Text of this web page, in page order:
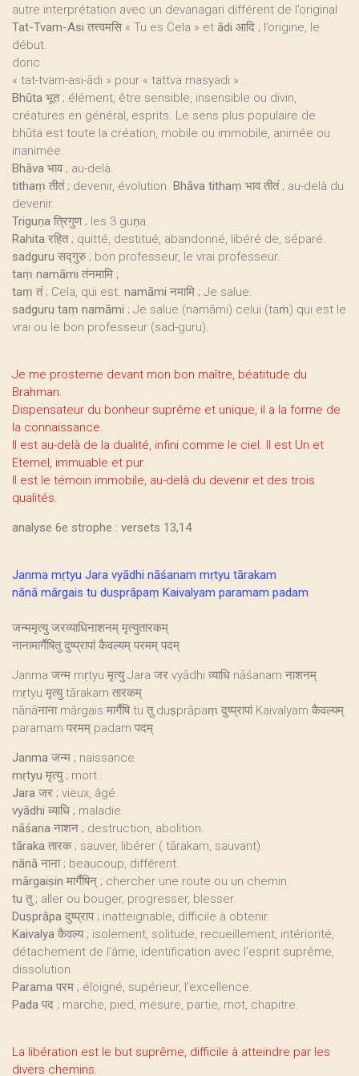
autre interprétation avec un devanagari différent de l’original
Tat-Tvam-Asi तत्त्वमसि « Tu es Cela » et ādi आदि ; l’origine, le
début.
donc
« tat-tvam-asi-ādi » pour « tattva masyadi » .
Bhūta भूत ; élément, être sensible, insensible ou divin,
créatures en général, esprits. Le sens plus populaire de
bhūta est toute la création, mobile ou immobile, animée ou
inanimée.
Bhāva भाव ; au-delà.
tithaṃ तीतं ; devenir, évolution. Bhāva tithaṃ भाव तीतं ; au-delà du
devenir.
Triguṇa त्रिगुण ; les 3 guṇa.
Rahita रहित ; quitté, destitué, abandonné, libéré de, séparé.
sadguru सद्गुरु ; bon professeur, le vrai professeur.
taṃ namāmi तंनमामि ;
taṃ तं ; Cela, qui est. namāmi नमामि ; Je salue.
sadguru taṃ namāmi ; Je salue (namāmi) celui (taṁ) qui est le
vrai ou le bon professeur (sad-guru).
Je me prosterne devant mon bon maître, béatitude du
Brahman.
Dispensateur du bonheur suprême et unique, il a la forme de
la connaissance.
Il est au-delà de la dualité, infini comme le ciel. Il est Un et
Eternel, immuable et pur.
Il est le témoin immobile, au-delà du devenir et des trois
qualités.
analyse 6e strophe : versets 13,14
Janma mṛtyu Jara vyādhi nāśanam mṛtyu tārakam
nānā mārgais tu duṣprāpaṃ Kaivalyam paramam padam
जन्ममृत्यु जरव्याधिनाशनम् मृत्युतारकम्
नानामार्गैषितु दुष्प्रापां कैवल्यम् परमम् पदम्
Janma जन्म mṛtyu मृत्यु Jara जर vyādhi व्याधि nāśanam नाशनम्
mṛtyu मृत्यु tārakam तारकम्
nānāनाना mārgais मार्गैषि tu तु duṣprāpaṃ दुष्प्रापां Kaivalyam कैवल्यम्
paramam परमम् padam पदम्
Janma जन्म ; naissance.
mṛtyu मृत्यु ; mort .
Jara जर ; vieux, âgé.
vyādhi व्याधि ; maladie.
nāśana नाशन ; destruction, abolition.
tāraka तारक ; sauver, libérer ( tārakam, sauvant).
nānā नाना ; beaucoup, différent.
mārgaiṣin मार्गैषिन् ; chercher une route ou un chemin.
tu तु ; aller ou bouger, progresser, blesser.
Duṣprāpa दुष्प्राप ; inatteignable, difficile à obtenir.
Kaivalya कैवल्य ; isolement, solitude, recueillement, intériorité,
détachement de l’âme, identification avec l’esprit suprême,
dissolution.
Parama परम ; éloigné, supérieur, l’excellence.
Pada पद ; marche, pied, mesure, partie, mot, chapitre.
La libération est le but suprême, difficile à atteindre par les
divers chemins.